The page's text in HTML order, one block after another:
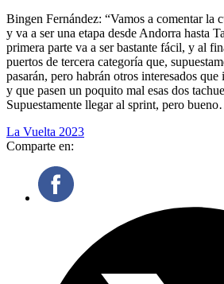
Bingen Fernández: “Vamos a comentar la
y va a ser una etapa desde Andorra hasta
primera parte va a ser bastante fácil, y al
puertos de tercera categoría que,
pasarán, pero habrán otros interesados
y que pasen un poquito mal esas dos
Supuestamente llegar al sprint, pero
La Vuelta 2023
Comparte en: